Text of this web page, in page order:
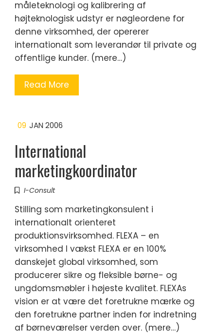
måleteknologi og kalibrering af
højteknologisk udstyr er nøgleordene for
denne virksomhed, der opererer
internationalt som leverandør til private og
offentlige kunder. (mere…)
Read More
09 JAN 2006
International
marketingkoordinator
I-Consult
Stilling som marketingkonsulent i
internationalt orienteret
produktionsvirksomhed. FLEXA – en
virksomhed I vækst FLEXA er en 100%
danskejet global virksomhed, som
producerer sikre og fleksible børne- og
ungdomsmøbler i højeste kvalitet. FLEXAs
vision er at være det foretrukne mærke og
den foretrukne partner inden for indretning
af børneværelser verden over. (mere…)